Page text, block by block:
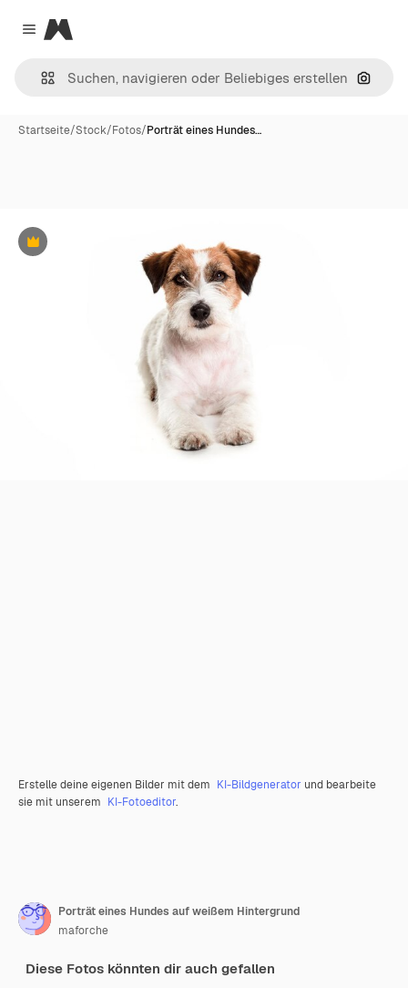
Close menu
Magnific
Nach
Startseite/Stock/Fotos/Porträt eines Hundes…
Premium
Erstelle deine eigenen Bilder mit dem KI-Bildgenerator und bearbeite
sie mit unserem KI-Fotoeditor.
Porträt eines Hundes auf weißem Hintergrund
maforche
Diese Fotos könnten dir auch gefallen